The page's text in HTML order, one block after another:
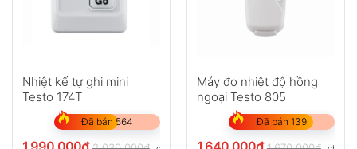
Nhiệt kế tự ghi mini
Testo 174T
Đã bán 564
Máy đo nhiệt độ hồng
ngoại Testo 805
Đã bán 139